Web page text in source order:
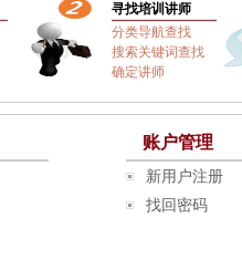
寻找培训讲师
分类导航查找
搜索关键词查找
确定讲师
账户管理
新用户注册
找回密码